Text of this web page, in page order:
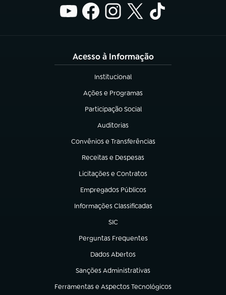
Acesso à Informação
Institucional
(abre em nova aba)
Ações e Programas
(abre em nova aba)
Participação Social
(abre em nova aba)
Auditorias
(abre em nova aba)
Convênios e Transferências
(abre em nova aba)
Receitas e Despesas
(abre em nova aba)
Licitações e Contratos
(abre em nova aba)
Empregados Públicos
(abre em nova aba)
Informações Classificadas
(abre em nova aba)
SIC
(abre em nova aba)
Perguntas Frequentes
(abre em nova aba)
Dados Abertos
(abre em nova aba)
Sanções Administrativas
(abre em nova aba)
Ferramentas e Aspectos Tecnológicos
(abre em nova aba)